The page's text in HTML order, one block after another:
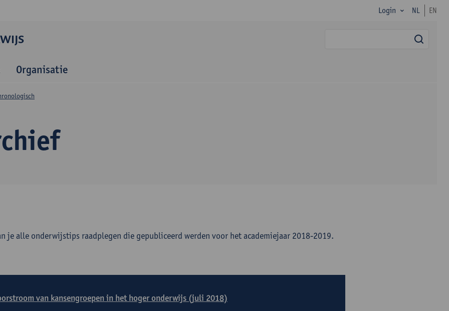
Login NL EN
Organisatie
je alle onderwijstips raadplegen die gepubliceerd werden voor het academiejaar 2018-2019.
van kansengroepen in het hoger onderwijs (juli 2018)